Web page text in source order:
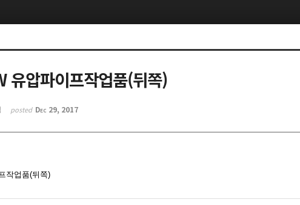
유압파이프작업품(뒤쪽)
posted Dec 29, 2017
작업품(뒤쪽)